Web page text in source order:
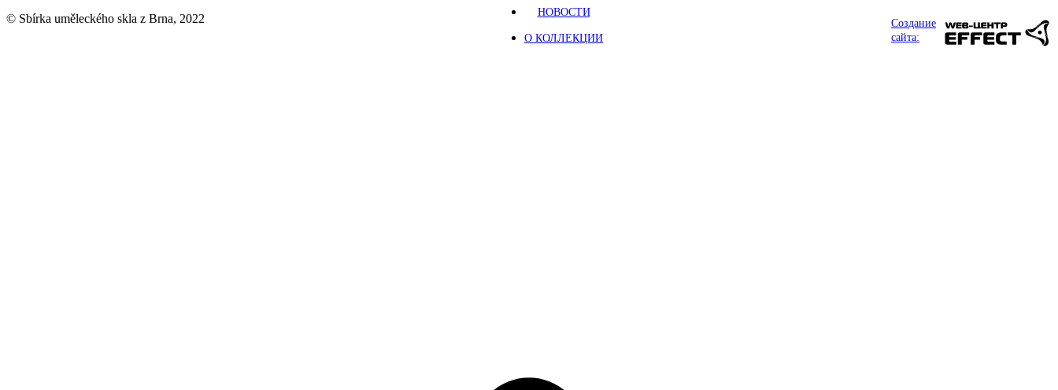
© Sbírka uměleckého skla z Brna, 2022 НОВОСТИ
О КОЛЛЕКЦИИ
Создание
сайта: